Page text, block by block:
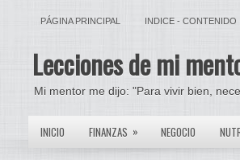
PÁGINA PRINCIPAL INDICE - CONTENIDO
Lecciones de mi
Mi mentor me dijo: "Para vivir bien,
INICIO FINANZAS » NEGOCIO